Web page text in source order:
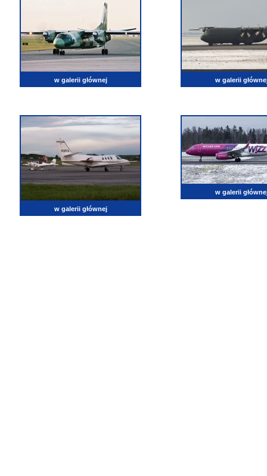
w galerii głównej w galerii
w galerii głównej
w galerii